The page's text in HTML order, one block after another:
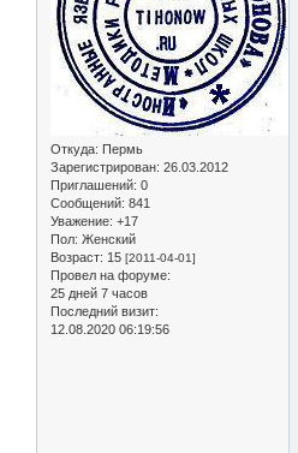
Откуда: Пермь
Зарегистрирован: 26.03.2012
Приглашений: 0
Сообщений: 841
Уважение: +17
Пол: Женский
Возраст: 15 [2011-04-01]
Провел на форуме:
25 дней 7 часов
Последний визит:
12.08.2020 06:19:56